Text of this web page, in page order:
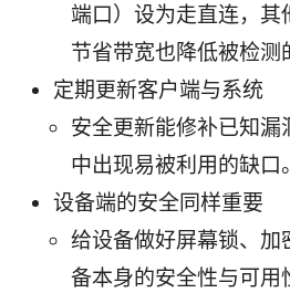
端口）设为走直连，其
节省带宽也降低被检测
定期更新客户端与系统
安全更新能修补已知漏
中出现易被利用的缺口。
设备端的安全同样重要
给设备做好屏幕锁、加
备本身的安全性与可用